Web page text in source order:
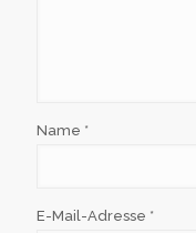
Name *
E-Mail-Adresse *